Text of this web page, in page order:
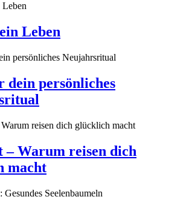
Leben
dein persönliches
– Warum reisen dich
macht